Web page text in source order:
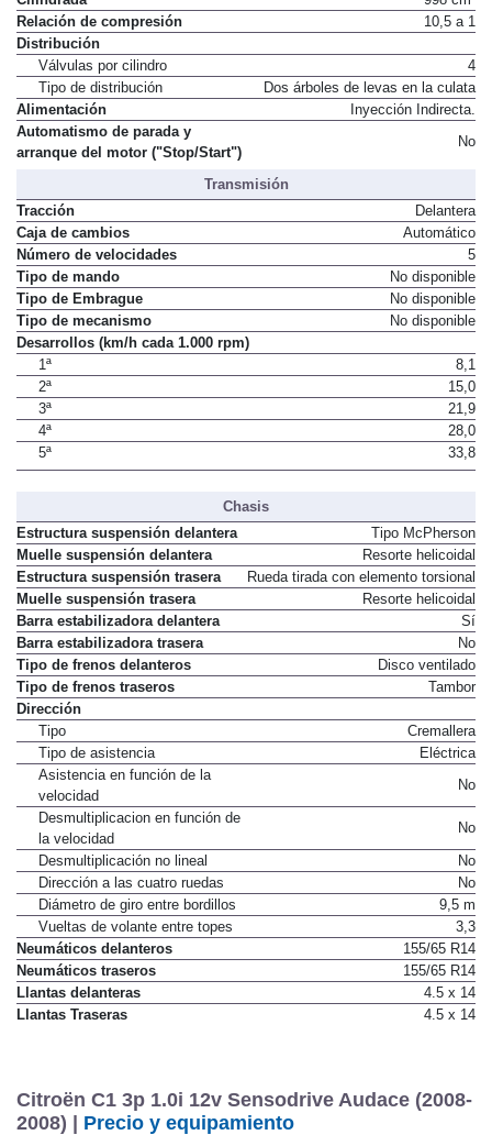
Relación de compresión
10,5 a 1
Distribución
Válvulas por cilindro
4
Tipo de distribución
Dos árboles de levas en la culata
Alimentación
Inyección Indirecta.
Automatismo de parada y
arranque del motor ("Stop/Start")
No
Transmisión
Tracción
Delantera
Caja de cambios
Automático
Número de velocidades
5
Tipo de mando
No disponible
Tipo de Embrague
No disponible
Tipo de mecanismo
No disponible
Desarrollos (km/h cada 1.000 rpm)
1ª
8,1
2ª
15,0
3ª
21,9
4ª
28,0
5ª
33,8
Chasis
Estructura suspensión delantera
Tipo McPherson
Muelle suspensión delantera
Resorte helicoidal
Estructura suspensión trasera
Rueda tirada con elemento torsional
Muelle suspensión trasera
Resorte helicoidal
Barra estabilizadora delantera
Sí
Barra estabilizadora trasera
No
Tipo de frenos delanteros
Disco ventilado
Tipo de frenos traseros
Tambor
Dirección
Tipo
Cremallera
Tipo de asistencia
Eléctrica
Asistencia en función de la
velocidad
No
Desmultiplicacion en función de
la velocidad
No
Desmultiplicación no lineal
No
Dirección a las cuatro ruedas
No
Diámetro de giro entre bordillos
9,5 m
Vueltas de volante entre topes
3,3
Neumáticos delanteros
155/65 R14
Neumáticos traseros
155/65 R14
Llantas delanteras
4.5 x 14
Llantas Traseras
4.5 x 14
Citroën C1 3p 1.0i 12v Sensodrive Audace (2008-
2008) | Precio y equipamiento